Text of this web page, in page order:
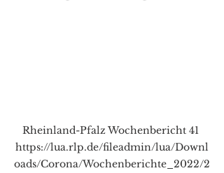
Rheinland-Pfalz Wochenbericht 41
https://lua.rlp.de/fileadmin/lua/Downl
oads/Corona/Wochenberichte_2022/2